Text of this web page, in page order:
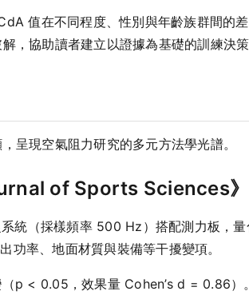
值在不同程度、性別與年齡族群間的
，協助讀者建立以證據為基礎的訓練決策
呈現空氣阻力研究的多元方法學光譜。
of Sports Sciences》
統（採樣頻率 500 Hz）搭配測力板，
率、地面材質與裝備等干擾變項。
p < 0.05，效果量 Cohen’s d = 0.86）